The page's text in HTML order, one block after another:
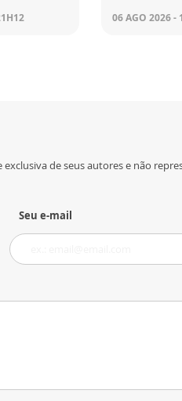
06 AGO 2026 -
de seus autores e não
Seu e-mail